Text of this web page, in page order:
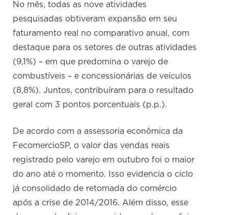
No mês, todas as nove atividades
pesquisadas obtiveram expansão em seu
faturamento real no comparativo anual, com
destaque para os setores de outras atividades
(9,1%) – em que predomina o varejo de
combustíveis – e concessionárias de veículos
(8,8%). Juntos, contribuíram para o resultado
geral com 3 pontos porcentuais (p.p.).
De acordo com a assessoria econômica da
FecomercioSP, o valor das vendas reais
registrado pelo varejo em outubro foi o maior
do ano até o momento. Isso evidencia o ciclo
já consolidado de retomada do comércio
após a crise de 2014/2016. Além disso, esse